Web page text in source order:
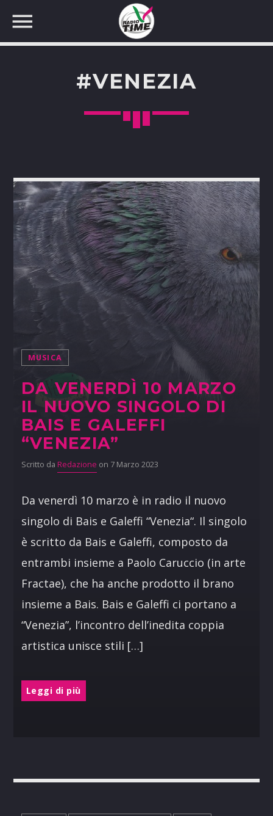
#VENEZIA
MUSICA
DA VENERDÌ 10 MARZO
IL NUOVO SINGOLO DI
BAIS E GALEFFI
“VENEZIA”
Scritto da Redazione on 7 Marzo 2023
Da venerdì 10 marzo è in radio il nuovo
singolo di Bais e Galeffi “Venezia“. Il singolo
è scritto da Bais e Galeffi, composto da
entrambi insieme a Paolo Caruccio (in arte
Fractae), che ha anche prodotto il brano
insieme a Bais. Bais e Galeffi ci portano a
“Venezia”, l’incontro dell’inedita coppia
artistica unisce stili […]
Leggi di più